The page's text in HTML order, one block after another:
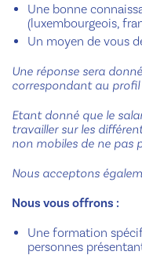
Une bonne
(luxembourgeois,
Un moyen de vous
Une réponse sera
correspondant au
Etant donné que le
travailler sur les
non mobiles de ne pas
Nous acceptons
Nous vous offrons :
Une formation
personnes